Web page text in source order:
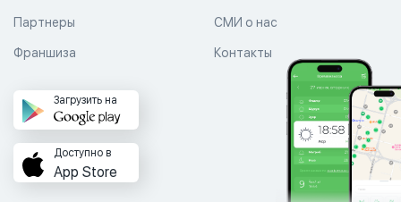
СМИ о нас
Контакты
Партнеры
Франшиза
Загрузить на
Доступно в
App Store